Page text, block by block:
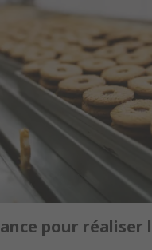
pour réaliser